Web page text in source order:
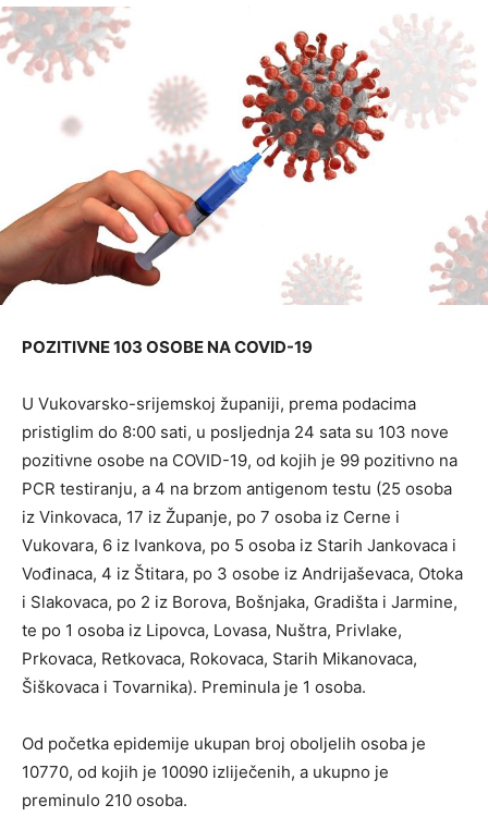
POZITIVNE 103 OSOBE NA COVID-19
U Vukovarsko-srijemskoj županiji, prema podacima
pristiglim do 8:00 sati, u posljednja 24 sata su 103 nove
pozitivne osobe na COVID-19, od kojih je 99 pozitivno na
PCR testiranju, a 4 na brzom antigenom testu (25 osoba
iz Vinkovaca, 17 iz Županje, po 7 osoba iz Cerne i
Vukovara, 6 iz Ivankova, po 5 osoba iz Starih Jankovaca i
Vođinaca, 4 iz Štitara, po 3 osobe iz Andrijaševaca, Otoka
i Slakovaca, po 2 iz Borova, Bošnjaka, Gradišta i Jarmine,
te po 1 osoba iz Lipovca, Lovasa, Nuštra, Privlake,
Prkovaca, Retkovaca, Rokovaca, Starih Mikanovaca,
Šiškovaca i Tovarnika). Preminula je 1 osoba.
Od početka epidemije ukupan broj oboljelih osoba je
10770, od kojih je 10090 izliječenih, a ukupno je
preminulo 210 osoba.